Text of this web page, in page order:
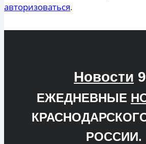
авторизоваться.
Новости
ЕЖЕДНЕВНЫЕ
РОССИИ.